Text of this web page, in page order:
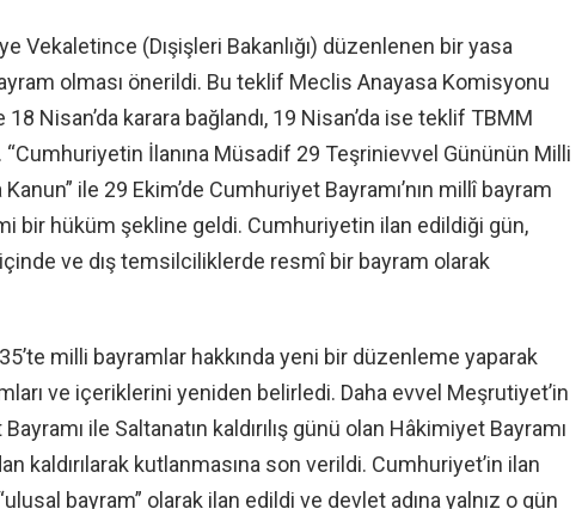
Vekaletince (Dışişleri Bakanlığı) düzenlenen bir yasa
olması önerildi. Bu teklif Meclis Anayasa Komisyonu
Nisan’da karara bağlandı, 19 Nisan’da ise teklif TBMM
“Cumhuriyetin İlanına Müsadif 29 Teşrinievvel Gününün Milli
ile 29 Ekim’de Cumhuriyet Bayramı’nın millî bayram
bir hüküm şekline geldi. Cumhuriyetin ilan edildiği gün,
ve dış temsilciliklerde resmî bir bayram olarak
milli bayramlar hakkında yeni bir düzenleme yaparak
ve içeriklerini yeniden belirledi. Daha evvel Meşrutiyet’in
ile Saltanatın kaldırılış günü olan Hâkimiyet Bayramı
kaldırılarak kutlanmasına son verildi. Cumhuriyet’in ilan
bayram” olarak ilan edildi ve devlet adına yalnız o gün